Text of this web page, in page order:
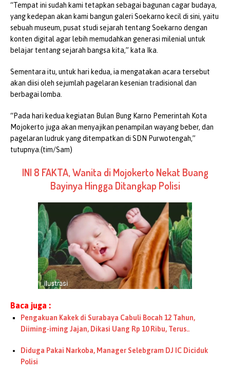
“Tempat ini sudah kami tetapkan sebagai bagunan cagar budaya,
yang kedepan akan kami bangun galeri Soekarno kecil di sini, yaitu
sebuah museum, pusat studi sejarah tentang Soekarno dengan
konten digital agar lebih memudahkan generasi milenial untuk
belajar tentang sejarah bangsa kita,” kata Ika.
Sementara itu, untuk hari kedua, ia mengatakan acara tersebut
akan diisi oleh sejumlah pagelaran kesenian tradisional dan
berbagai lomba.
“Pada hari kedua kegiatan Bulan Bung Karno Pemerintah Kota
Mojokerto juga akan menyajikan penampilan wayang beber, dan
pagelaran ludruk yang ditempatkan di SDN Purwotengah,”
tutupnya.(tim/Sam)
INI 8 FAKTA, Wanita di Mojokerto Nekat Buang
Bayinya Hingga Ditangkap Polisi
Baca juga :
Pengakuan Kakek di Surabaya Cabuli Bocah 12 Tahun,
Diiming-iming Jajan, Dikasi Uang Rp 10 Ribu, Terus..
Diduga Pakai Narkoba, Manager Selebgram DJ IC Diciduk
Polisi